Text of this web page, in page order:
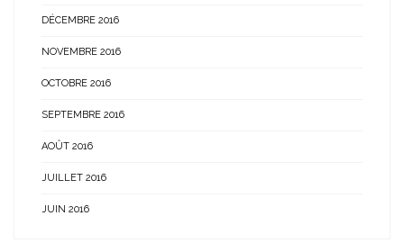
DÉCEMBRE 2016
NOVEMBRE 2016
OCTOBRE 2016
SEPTEMBRE 2016
AOÛT 2016
JUILLET 2016
JUIN 2016